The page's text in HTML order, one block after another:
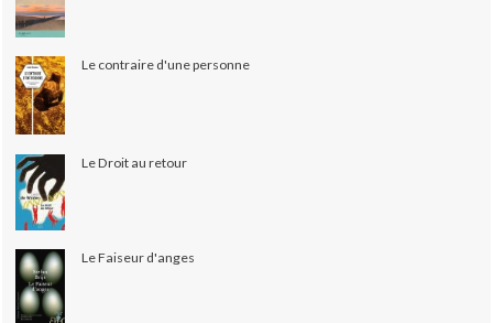
Le contraire d'une personne
Le Droit au retour
Le Faiseur d'anges